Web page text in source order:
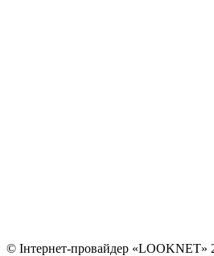
© Інтернет-провайдер «LOOKNET»